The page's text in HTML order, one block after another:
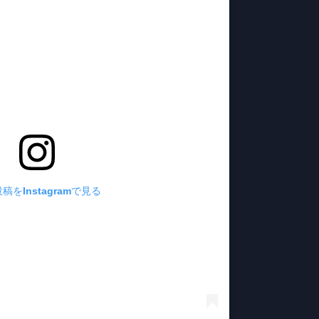
稿をInstagramで見る